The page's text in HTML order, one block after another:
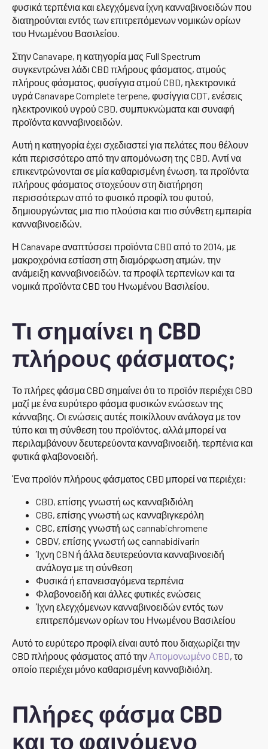
φυσικά τερπένια και ελεγχόμενα ίχνη κανναβινοειδών που
διατηρούνται εντός των επιτρεπόμενων νομικών ορίων
του Ηνωμένου Βασιλείου.
Στην Canavape, η κατηγορία μας Full Spectrum
συγκεντρώνει λάδι CBD πλήρους φάσματος, ατμούς
πλήρους φάσματος, φυσίγγια ατμού CBD, ηλεκτρονικά
υγρά Canavape Complete terpene, φυσίγγια CDT, ενέσεις
ηλεκτρονικού υγρού CBD, συμπυκνώματα και συναφή
προϊόντα κανναβινοειδών.
Αυτή η κατηγορία έχει σχεδιαστεί για πελάτες που θέλουν
κάτι περισσότερο από την απομόνωση της CBD. Αντί να
επικεντρώνονται σε μία καθαρισμένη ένωση, τα προϊόντα
πλήρους φάσματος στοχεύουν στη διατήρηση
περισσότερων από το φυσικό προφίλ του φυτού,
δημιουργώντας μια πιο πλούσια και πιο σύνθετη εμπειρία
κανναβινοειδών.
Η Canavape αναπτύσσει προϊόντα CBD από το 2014, με
μακροχρόνια εστίαση στη διαμόρφωση ατμών, την
ανάμειξη κανναβινοειδών, τα προφίλ τερπενίων και τα
νομικά προϊόντα CBD του Ηνωμένου Βασιλείου.
Τι σημαίνει η CBD
πλήρους φάσματος;
Το πλήρες φάσμα CBD σημαίνει ότι το προϊόν περιέχει CBD
μαζί με ένα ευρύτερο φάσμα φυσικών ενώσεων της
κάνναβης. Οι ενώσεις αυτές ποικίλλουν ανάλογα με τον
τύπο και τη σύνθεση του προϊόντος, αλλά μπορεί να
περιλαμβάνουν δευτερεύοντα κανναβινοειδή, τερπένια και
φυτικά φλαβονοειδή.
Ένα προϊόν πλήρους φάσματος CBD μπορεί να περιέχει:
CBD, επίσης γνωστή ως κανναβιδιόλη
CBG, επίσης γνωστή ως κανναβιγκερόλη
CBC, επίσης γνωστή ως cannabichromene
CBDV, επίσης γνωστή ως cannabidivarin
Ίχνη CBN ή άλλα δευτερεύοντα κανναβινοειδή
ανάλογα με τη σύνθεση
Φυσικά ή επανεισαγόμενα τερπένια
Φλαβονοειδή και άλλες φυτικές ενώσεις
Ίχνη ελεγχόμενων κανναβινοειδών εντός των
επιτρεπόμενων ορίων του Ηνωμένου Βασιλείου
Αυτό το ευρύτερο προφίλ είναι αυτό που διαχωρίζει την
CBD πλήρους φάσματος από τηνΑπομονωμένο CBD, το
οποίο περιέχει μόνο καθαρισμένη κανναβιδιόλη.
Πλήρες φάσμα CBD
και το φαινόμενο